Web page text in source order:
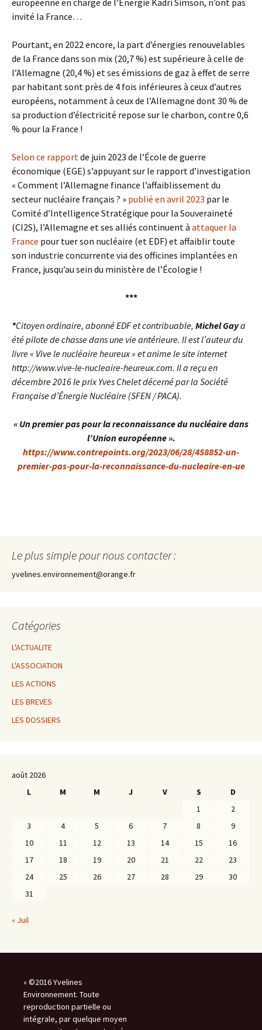
invité la France…
Pourtant, en 2022 encore, la part d’énergies renouvelables
de la France dans son mix (20,7 %) est supérieure à celle de
l’Allemagne (20,4 %) et ses émissions de gaz à effet de serre
par habitant sont près de 4 fois inférieures à ceux d’autres
européens, notamment à ceux de l’Allemagne dont 30 % de
sa production d’électricité repose sur le charbon, contre 0,6
% pour la France !
Selon ce rapport de juin 2023 de l’École de guerre
économique (EGE) s’appuyant sur le rapport d’investigation
« Comment l’Allemagne finance l’affaiblissement du
secteur nucléaire français ? » publié en avril 2023 par le
Comité d’Intelligence Stratégique pour la Souveraineté
(CI2S), l’Allemagne et ses alliés continuent à attaquer la
France pour tuer son nucléaire (et EDF) et affaiblir toute
son industrie concurrente via des officines implantées en
France, jusqu’au sein du ministère de l’Écologie !
***
*Citoyen ordinaire, abonné EDF et contribuable, Michel Gaya
été pilote de chasse dans une vie antérieure. Il est l’auteur du
livre « Vive le nucléaire heureux » et anime le site internet
http://www.vive-le-nucleaire-heureux.com. Il a reçu en
décembre 2016 le prix Yves Chelet décerné par la Société
Française d’Énergie Nucléaire (SFEN / PACA).
« Un premier pas pour la reconnaissance du nucléaire dans
l’Union européenne ».
https://www.contrepoints.org/2023/06/28/458852-un-
premier-pas-pour-la-reconnaissance-du-nucleaire-en-ue
Le plus simple pour nous contacter :
yvelines.environnement@orange.fr
Catégories
L'ACTUALITE
L'ASSOCIATION
LES ACTIONS
LES BREVES
LES DOSSIERS
août 2026
L
M M J V S
D
1
2
3
4 5 6 7 8
9
10
11 12 13 14 15
16
17
18 19 20 21 22
23
24
25 26 27 28 29
30
31
« Juil
« ©2016 Yvelines
Environnement. Toute
reproduction partielle ou
intégrale, par quelque moyen